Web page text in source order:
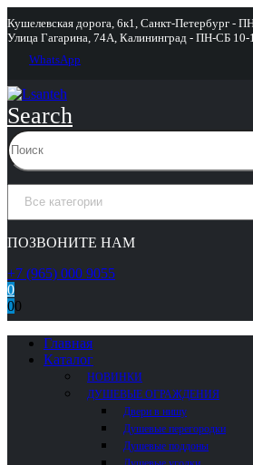
Кушелевская дорога, 6к1, Санкт-Петербург -
Улица Гагарина, 74А, Калининград - ПН-СБ
WhatsApp
Search
ПОЗВОНИТЕ НАМ
+7 (965) 000 9055
0
00
Главная
Каталог
НОВИНКИ
ДУШЕВЫЕ ОГРАЖДЕНИЯ
Двери в нишу
Душевые перегородки
Душевые поддоны